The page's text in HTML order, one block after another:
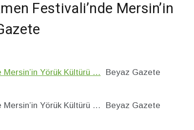
Festivali’nde Mersin’in
Mersin’in Yörük Kültürü … Beyaz Gazete
Mersin’in Yörük Kültürü … Beyaz Gazete